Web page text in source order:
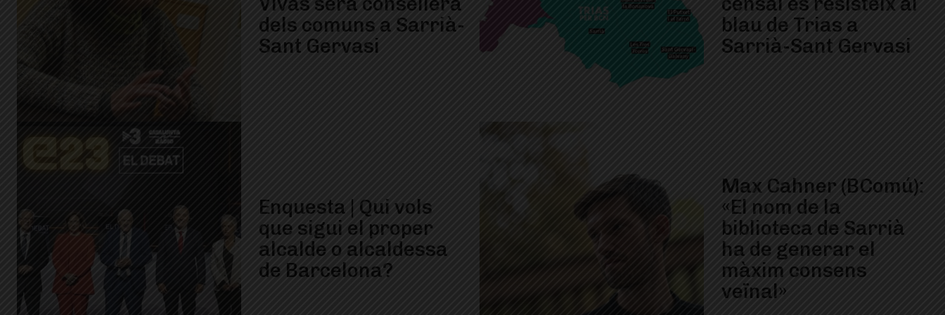
dels comuns a Sarrià-
Sant Gervasi
blau de Trias a
Sarrià-Sant Gervasi
Enquesta | Qui vols
que sigui el proper
alcalde o alcaldessa
de Barcelona?
Max Cahner (BComú):
«El nom de la
biblioteca de Sarrià
ha de generar el
màxim consens
veïnal»